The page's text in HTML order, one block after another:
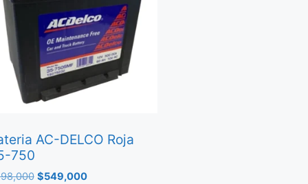
AC-DELCO Roja
750
$549,000